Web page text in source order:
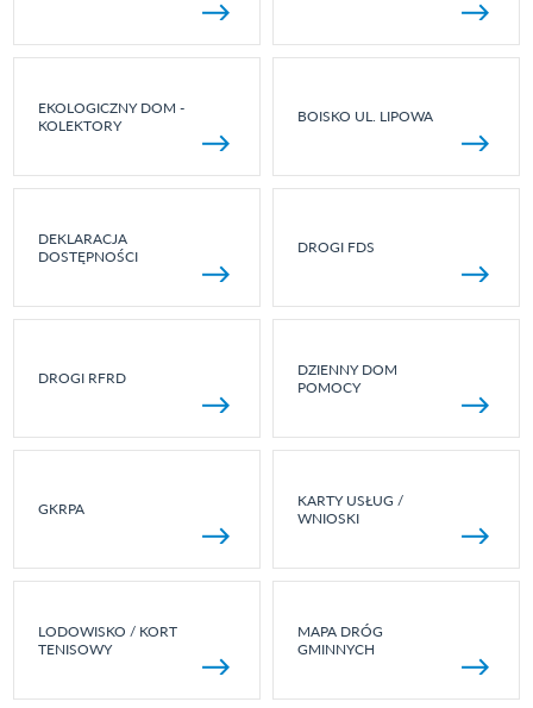
EKOLOGICZNY DOM -
KOLEKTORY
BOISKO UL. LIPOWA
DEKLARACJA
DOSTĘPNOŚCI
DROGI FDS
DROGI RFRD
DZIENNY DOM
POMOCY
GKRPA
KARTY USŁUG /
WNIOSKI
LODOWISKO / KORT
TENISOWY
MAPA DRÓG
GMINNYCH